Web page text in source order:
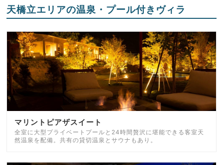
天橋立エリアの温泉・プール付きヴィラ
マリントピアザスイート
全室に大型プライベートプールと24時間贅沢に堪能できる客室天
然温泉を配備。共有の貸切温泉とサウナもあり。